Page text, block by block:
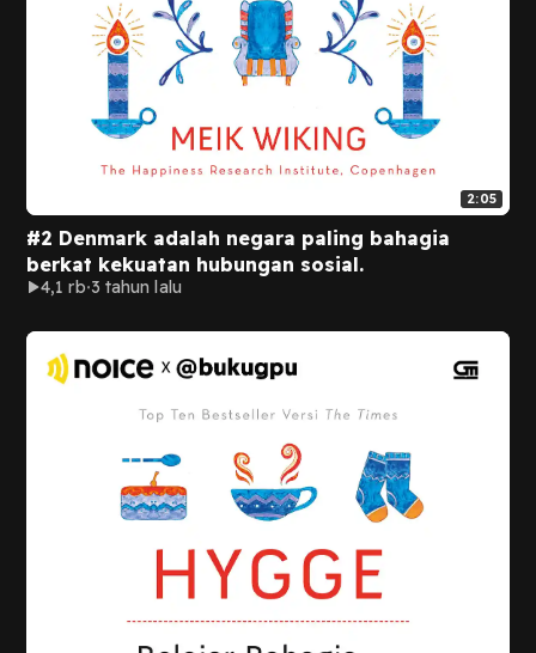
2:05
#2 Denmark adalah negara paling bahagia
berkat kekuatan hubungan sosial.
4,1 rb 3 tahun lalu